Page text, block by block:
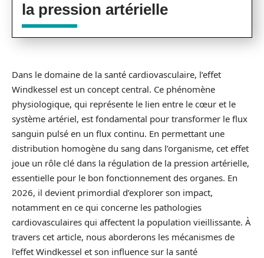
la pression artérielle
Dans le domaine de la santé cardiovasculaire, l’effet
Windkessel est un concept central. Ce phénomène
physiologique, qui représente le lien entre le cœur et le
système artériel, est fondamental pour transformer le flux
sanguin pulsé en un flux continu. En permettant une
distribution homogène du sang dans l’organisme, cet effet
joue un rôle clé dans la régulation de la pression artérielle,
essentielle pour le bon fonctionnement des organes. En
2026, il devient primordial d’explorer son impact,
notamment en ce qui concerne les pathologies
cardiovasculaires qui affectent la population vieillissante. À
travers cet article, nous aborderons les mécanismes de
l’effet Windkessel et son influence sur la santé